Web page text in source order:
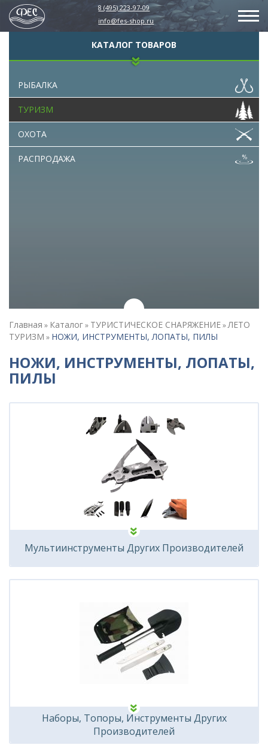
8 (495) 223-97-09
info@fes-shop.ru
КАТАЛОГ ТОВАРОВ
РЫБАЛКА
ТУРИЗМ
ОХОТА
РАСПРОДАЖА
Главная » Каталог» ТУРИСТИЧЕСКОЕ СНАРЯЖЕНИЕ»ЛЕТО
ТУРИЗМ » НОЖИ, ИНСТРУМЕНТЫ, ЛОПАТЫ, ПИЛЫ
НОЖИ, ИНСТРУМЕНТЫ, ЛОПАТЫ,
ПИЛЫ
Мультиинструменты Других Производителей
Наборы, Топоры, Инструменты Других
Производителей